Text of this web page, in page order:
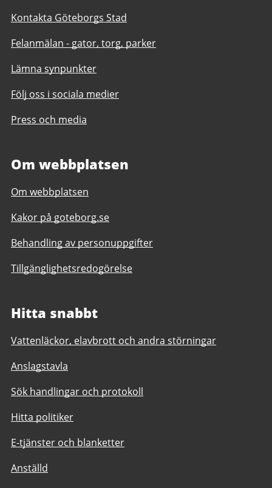
Kontakta Göteborgs Stad
Felanmälan - gator, torg, parker
Lämna synpunkter
Följ oss i sociala medier
Press och media
Om webbplatsen
Om webbplatsen
Kakor på goteborg.se
Behandling av personuppgifter
Tillgänglighetsredogörelse
Hitta snabbt
Vattenläckor, elavbrott och andra störningar
Anslagstavla
Sök handlingar och protokoll
Hitta politiker
E-tjänster och blanketter
Anställd